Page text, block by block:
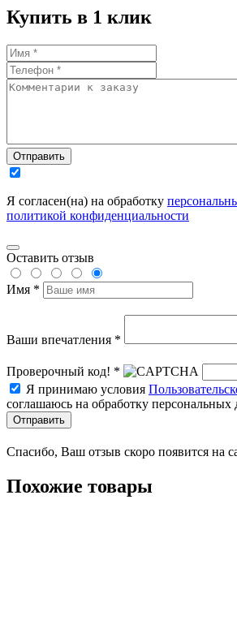
Купить в 1 клик
Отправить
Я согласен(на) на обработку
политикой конфиденциальности
Оставить отзыв
Имя *
Ваши впечатления *
Проверочный код! *
Я принимаю условия
соглашаюсь на обработку персональных
Отправить
Спасибо, Ваш отзыв скоро появится на
Похожие товары